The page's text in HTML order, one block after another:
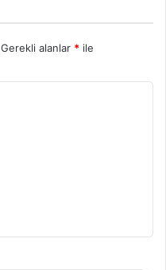
Gerekli alanlar * ile